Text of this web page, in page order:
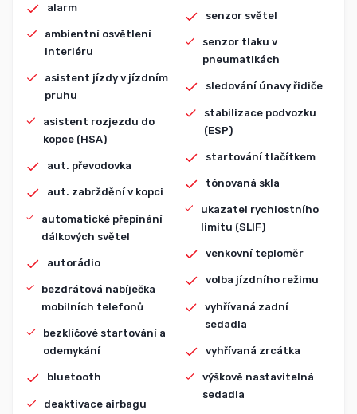
alarm
ambientní osvětlení
interiéru
asistent jízdy v jízdním
pruhu
asistent rozjezdu do
kopce (HSA)
aut. převodovka
aut. zabrždění v kopci
automatické přepínání
dálkových světel
autorádio
bezdrátová nabíječka
mobilních telefonů
bezklíčové startování a
odemykání
bluetooth
deaktivace airbagu
senzor světel
senzor tlaku v
pneumatikách
sledování únavy řidiče
stabilizace podvozku
(ESP)
startování tlačítkem
tónovaná skla
ukazatel rychlostního
limitu (SLIF)
venkovní teploměr
volba jízdního režimu
vyhřívaná zadní
sedadla
vyhřívaná zrcátka
výškově nastavitelná
sedadla